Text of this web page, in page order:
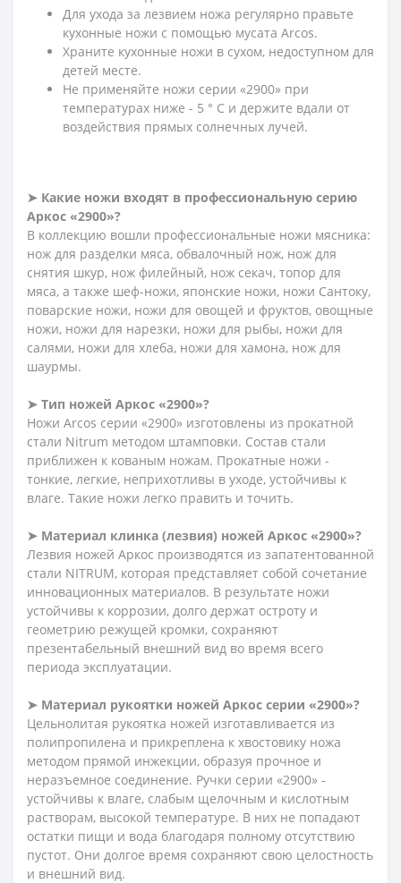
Для ухода за лезвием ножа регулярно правьте
кухонные ножи с помощью мусата Arcos.
Храните кухонные ножи в сухом, недоступном для
детей месте.
Не применяйте ножи серии «2900» при
температурах ниже - 5 ° С и держите вдали от
воздействия прямых солнечных лучей.
➤ Какие ножи входят в профессиональную серию
Аркос «2900»?
В коллекцию вошли профессиональные ножи мясника:
нож для разделки мяса, обвалочный нож, нож для
снятия шкур, нож филейный, нож секач, топор для
мяса, а также шеф-ножи, японские ножи, ножи Сантоку,
поварские ножи, ножи для овощей и фруктов, овощные
ножи, ножи для нарезки, ножи для рыбы, ножи для
салями, ножи для хлеба, ножи для хамона, нож для
шаурмы.
➤ Тип ножей Аркос «2900»?
Ножи Arcos серии «2900» изготовлены из прокатной
стали Nitrum методом штамповки. Состав стали
приближен к кованым ножам. Прокатные ножи -
тонкие, легкие, неприхотливы в уходе, устойчивы к
влаге. Такие ножи легко править и точить.
➤ Материал клинка (лезвия) ножей Аркос «2900»?
Лезвия ножей Аркос производятся из запатентованной
стали NITRUM, которая представляет собой сочетание
инновационных материалов. В результате ножи
устойчивы к коррозии, долго держат остроту и
геометрию режущей кромки, сохраняют
презентабельный внешний вид во время всего
периода эксплуатации.
➤ Материал рукоятки ножей Аркос серии «2900»?
Цельнолитая рукоятка ножей изготавливается из
полипропилена и прикреплена к хвостовику ножа
методом прямой инжекции, образуя прочное и
неразъемное соединение. Ручки серии «2900» -
устойчивы к влаге, слабым щелочным и кислотным
растворам, высокой температуре. В них не попадают
остатки пищи и вода благодаря полному отсутствию
пустот. Они долгое время сохраняют свою целостность
и внешний вид.